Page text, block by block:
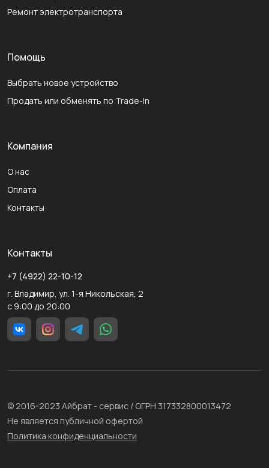
Ремонт электротранспорта
Помощь
Выбрать новое устройство
Продать или обменять по Trade-In
Компания
О нас
Оплата
Контакты
Контакты
+7 (4922) 22-10-12
г. Владимир, ул. 1-я Никольская, 2
с 9:00 до 20:00
© 2016-2023 Айбрат - сервис / ОГРН 317332800013472
Не является публичной офертой
Политика конфиденциальности